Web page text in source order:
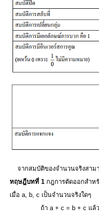
จากสมบัติของจํานวนจริงสาม
ทฤษฎีบทที่ 1 กฎการตัดออกสําห
เมื่อ a, b, c เป็นจํานวนจริงใดๆ
ถ้า a + c = b + c แล้ว